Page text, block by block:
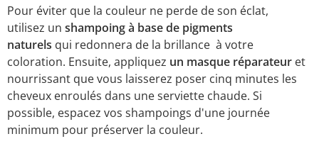
Pour éviter que la couleur ne perde de son éclat,
utilisez un shampoing à base de pigments
naturels qui redonnera de la brillance à votre
coloration. Ensuite, appliquez un masque réparateur et
nourrissant que vous laisserez poser cinq minutes les
cheveux enroulés dans une serviette chaude. Si
possible, espacez vos shampoings d'une journée
minimum pour préserver la couleur.